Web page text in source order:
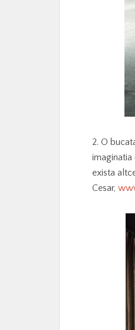
2. O
imaginatia
exista
Cesar,